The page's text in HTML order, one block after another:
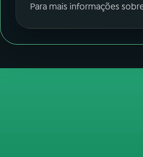
Para mais informações